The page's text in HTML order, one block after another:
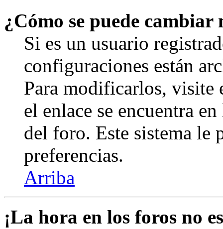
¿Cómo se puede
Si es un usuario
configuraciones están
Para modificarlos, visite
el enlace se encuentra
del foro. Este sistema le
preferencias.
Arriba
¡La hora en los foros no